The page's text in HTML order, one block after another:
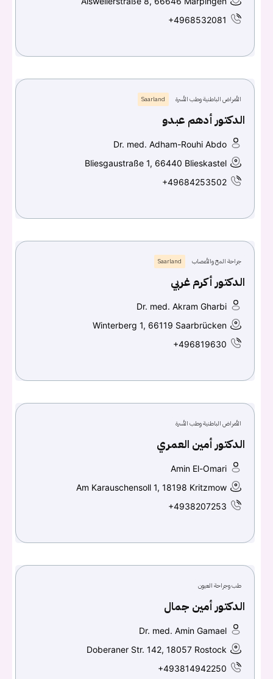
+4968532081
الأمراض الباطنية وطب الأسرة Saarland
الدكتور أدهم عبدو
Dr. med. Adham-Rouhi Abdo
Bliesgaustraße 1, 66440 Blieskastel
+49684253502
جراحة المخ والأعصاب Saarland
الدكتور أكرم غربي
Dr. med. Akram Gharbi
Winterberg 1, 66119 Saarbrücken
+496819630
الأمراض الباطنية وطب الأسرة
الدكتور أمين العمري
Amin El-Omari
Am Karauschensoll 1, 18198 Kritzmow
+4938207253
طب وجراحة العيون
الدكتور أمين جمال
Dr. med. Amin Gamael
Doberaner Str. 142, 18057 Rostock
+493814942250